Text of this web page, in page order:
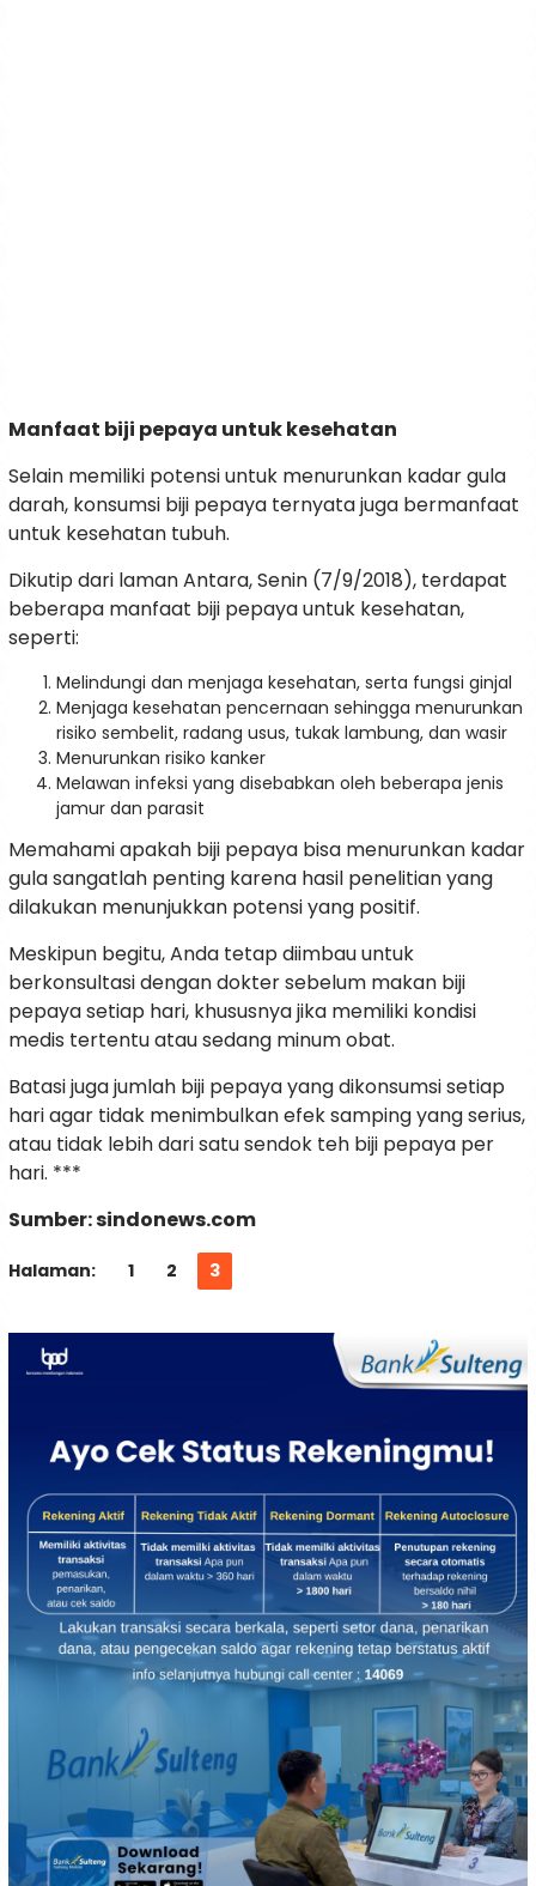
Manfaat biji pepaya untuk kesehatan
Selain memiliki potensi untuk menurunkan kadar gula
darah, konsumsi biji pepaya ternyata juga bermanfaat
untuk kesehatan tubuh.
Dikutip dari laman Antara, Senin (7/9/2018), terdapat
beberapa manfaat biji pepaya untuk kesehatan,
seperti:
Melindungi dan menjaga kesehatan, serta fungsi ginjal
Menjaga kesehatan pencernaan sehingga menurunkan
risiko sembelit, radang usus, tukak lambung, dan wasir
Menurunkan risiko kanker
Melawan infeksi yang disebabkan oleh beberapa jenis
jamur dan parasit
Memahami apakah biji pepaya bisa menurunkan kadar
gula sangatlah penting karena hasil penelitian yang
dilakukan menunjukkan potensi yang positif.
Meskipun begitu, Anda tetap diimbau untuk
berkonsultasi dengan dokter sebelum makan biji
pepaya setiap hari, khususnya jika memiliki kondisi
medis tertentu atau sedang minum obat.
Batasi juga jumlah biji pepaya yang dikonsumsi setiap
hari agar tidak menimbulkan efek samping yang serius,
atau tidak lebih dari satu sendok teh biji pepaya per
hari. ***
Sumber: sindonews.com
Halaman: 1 2 3